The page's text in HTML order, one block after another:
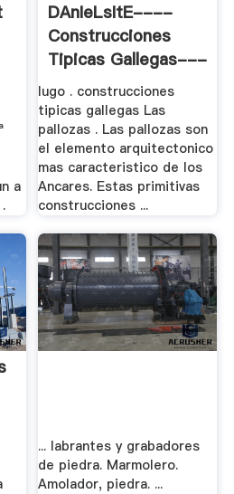
a
DAnIeLsItE----
Construcciones
Tipicas Gallegas---
-
lugo . construcciones
tipicas gallegas Las
pallozas . Las pallozas son
el elemento arquitectonico
mas caracteristico de los
Ancares. Estas primitivas
construcciones ...
... labrantes y grabadores
de piedra. Marmolero.
Amolador, piedra. ...